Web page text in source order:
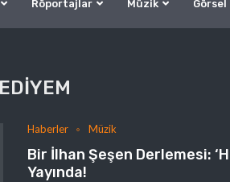
Röportajlar Müzik Görsel
Haberler Müzik
Bir İlhan Şeşen Derlemesi:
Yayında!